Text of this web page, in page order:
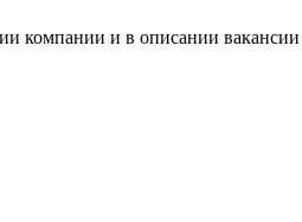
компании и в описании вакансии